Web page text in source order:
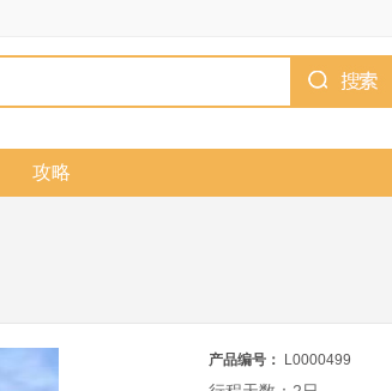
攻略
产品编号： L0000499